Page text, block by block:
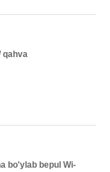
qahva
bo'ylab bepul Wi-